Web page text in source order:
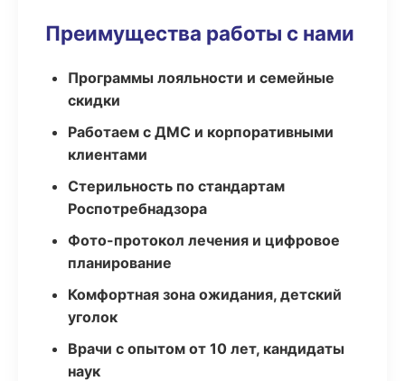
Преимущества работы с нами
Программы лояльности и семейные
скидки
Работаем с ДМС и корпоративными
клиентами
Стерильность по стандартам
Роспотребнадзора
Фото-протокол лечения и цифровое
планирование
Комфортная зона ожидания, детский
уголок
Врачи с опытом от 10 лет, кандидаты
наук